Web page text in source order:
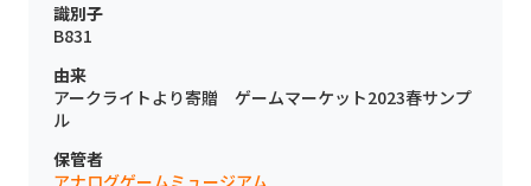
識別子
B831
由来
アークライトより寄贈 ゲームマーケット2023春サンプ
ル
保管者
アナログゲームミュージアム